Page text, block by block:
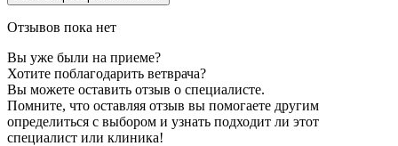
Отзывов пока нет
Вы уже были на приеме?
Хотите поблагодарить ветврача?
Вы можете оставить отзыв о специалисте.
Помните, что оставляя отзыв вы помогаете другим
определиться с выбором и узнать подходит ли этот
специалист или клиника!